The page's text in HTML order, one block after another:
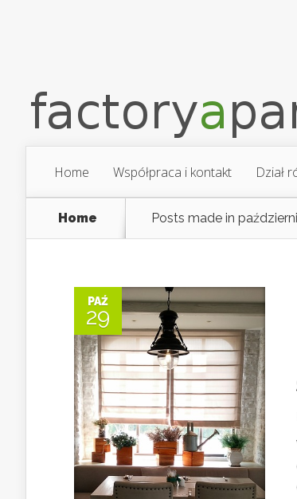
Home Współpraca i kontakt Dział
Home Posts made in
PAŹ
29